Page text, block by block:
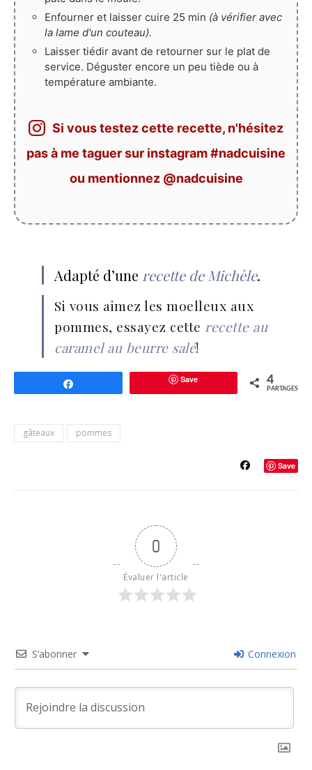
Enfourner et laisser cuire 25 min (à vérifier avec
la lame d'un couteau).
Laisser tiédir avant de retourner sur le plat de
service. Déguster encore un peu tiède ou à
température ambiante.
Si vous testez cette recette, n'hésitez
pas à me taguer sur instagram #nadcuisine
ou mentionnez @nadcuisine
Adapté d’une recette de Michèle.
Si vous aimez les moelleux aux
pommes, essayez cette recette au
caramel au beurre salé!
Save 4
PARTAGES
gâteaux pommes
Save
0
Évaluer l'article
S’abonner Connexion